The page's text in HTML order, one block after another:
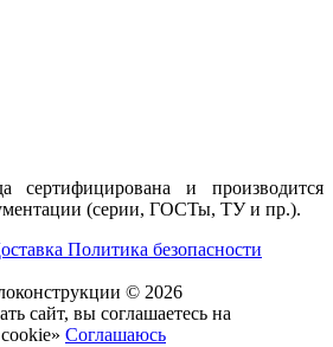
сертифицирована и производится
(серии, ГОСТы, ТУ и пр.).
Политика безопасности
© 2026
сайт, вы соглашаетесь на
Соглашаюсь